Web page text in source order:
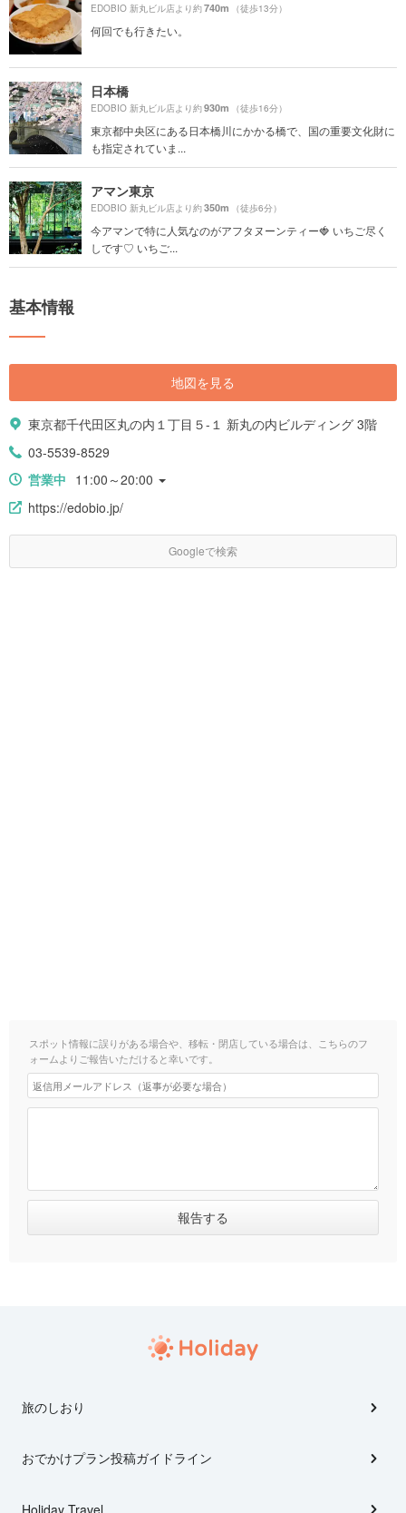
EDOBIO 新丸ビル店より約740m （徒歩13分）
何回でも行きたい。
日本橋
EDOBIO 新丸ビル店より約930m （徒歩16分）
東京都中央区にある日本橋川にかかる橋で、国の重要文化財に
も指定されていま...
アマン東京
EDOBIO 新丸ビル店より約350m （徒歩6分）
今アマンで特に人気なのがアフタヌーンティー🍓 いちご尽く
しです♡ いちご...
基本情報
地図を見る
東京都千代田区丸の内１丁目５-１ 新丸の内ビルディング 3階
03-5539-8529
営業中 11:00～20:00
https://edobio.jp/
Googleで検索
スポット情報に誤りがある場合や、移転・閉店している場合は、こちらのフ
ォームよりご報告いただけると幸いです。
旅のしおり
おでかけプラン投稿ガイドライン
Holiday Travel